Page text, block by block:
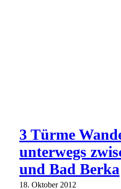
3 Türme
unterwegs
und Bad Berka
18. Oktober 2012